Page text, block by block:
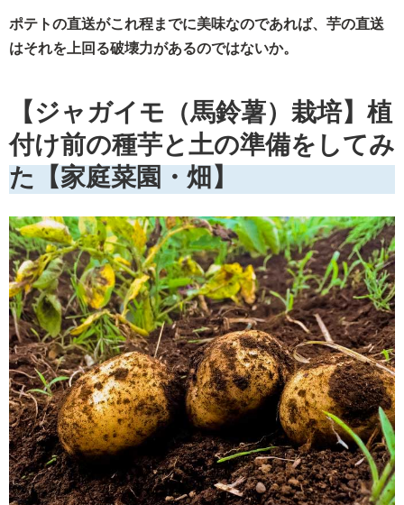
ポテトの直送がこれ程までに美味なのであれば、芋の直送
はそれを上回る破壊力があるのではないか。
【ジャガイモ（馬鈴薯）栽培】植
付け前の種芋と土の準備をしてみ
た【家庭菜園・畑】